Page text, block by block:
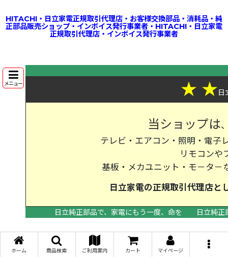
HITACHI・日立家電正規取引代理店・お客様交換部品・消耗品・純
正部品販売ショップ・インボイス発行事業者・HITACHI・日立家電
正規取引代理店・インボイス発行事業者
メニュー ★ ★日
当ショップは
テレビ・エアコン・照明・電子
リモコンや
基板・メカユニット・モ－タ－
日立家電の正規取引代理店
日立純正部品で、家電にもう一度、命を
日立純
ホーム 商品検索 ご利用案内 カート マイページ